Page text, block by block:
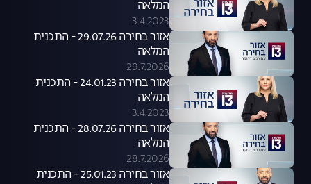
המלאה
3.4.2023
אזור בחירה 29.07.26 - התכנית
המלאה
29.7.2026
אזור בחירה 24.01.23 - התכנית
המלאה
3.4.2023
אזור בחירה 28.07.26 - התכנית
המלאה
28.7.2026
אזור בחירה 25.01.23 - התכנית